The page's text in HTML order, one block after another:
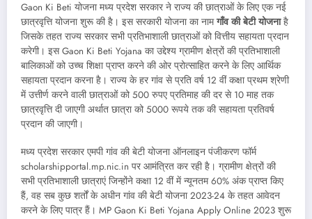
Gaon Ki Beti योजना मध्य प्रदेश सरकार ने राज्य की छात्राओं के लिए एक नई
छात्रवृत्ति योजना शुरू की है। इस सरकारी योजना का नामगाँव की बेटी योजनाहै
जिसके तहत राज्य सरकार सभी प्रतिभाशाली छात्राओं को वित्तीय सहायता प्रदान
करेगी। इस Gaon Ki Beti Yojana का उद्देश्य ग्रामीण क्षेत्रों की प्रतिभाशाली
बालिकाओं को उच्च शिक्षा प्राप्त करने की ओर प्रोत्साहित करने के लिए आर्थिक
सहायता प्रदान करना है। राज्य के हर गांव से प्रति वर्ष 12 वीं कक्षा प्रथम श्रेणी
में उत्तीर्ण करने वाली छात्राओं को 500 रुपए प्रतिमाह की दर से 10 माह तक
छात्रवृत्ति दी जाएगी अर्थात छात्रा को 5000 रूपये तक की सहायता प्रतिवर्ष
प्रदान की जाएगी।
मध्य प्रदेश सरकार एमपी गांव की बेटी योजना ऑनलाइन पंजीकरण फॉर्म
scholarshipportal.mp.nic.in पर आमंत्रित कर रही है। ग्रामीण क्षेत्रों की
सभी प्रतिभाशाली छात्राएं जिन्होंने कक्षा 12 वीं में न्यूनतम 60% अंक प्राप्त किए
हैं, वह सब कुछ शर्तों के अधीन गांव की बेटी योजना 2023-24 के तहत आवेदन
करने के लिए पात्र हैं। MP Gaon Ki Beti Yojana Apply Online 2023 शुरू